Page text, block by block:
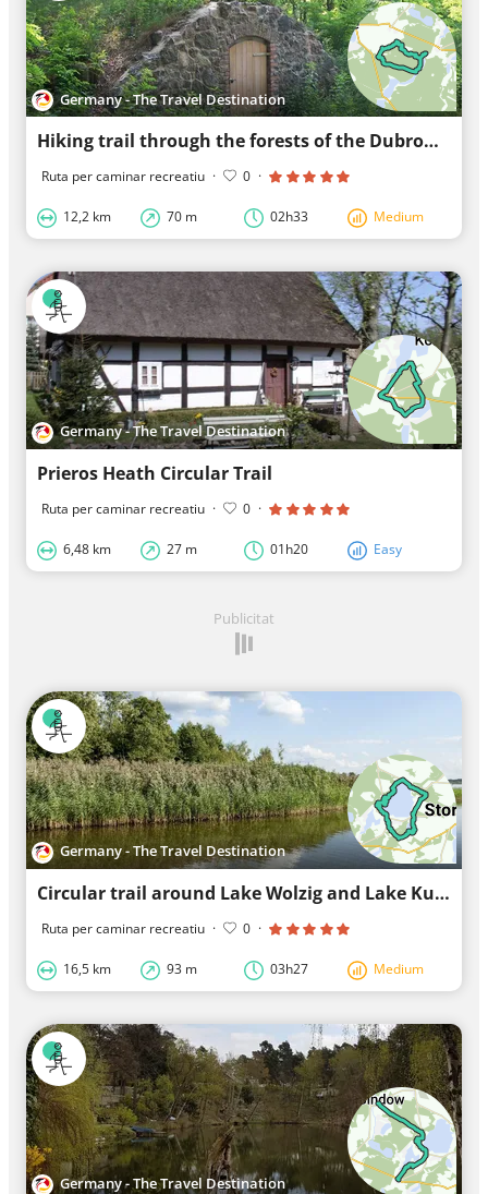
Germany - The Travel Destination
Hiking trail through the forests of the Dubrow
Ruta per caminar recreatiu · 0 ·
12,2 km 70 m 02h33 Medium
Germany - The Travel Destination
Prieros Heath Circular Trail
Ruta per caminar recreatiu · 0 ·
6,48 km 27 m 01h20 Easy
Publicitat
Germany - The Travel Destination
Circular trail around Lake Wolzig and Lake Kutzingsee
Ruta per caminar recreatiu · 0 ·
16,5 km 93 m 03h27 Medium
Germany - The Travel Destination